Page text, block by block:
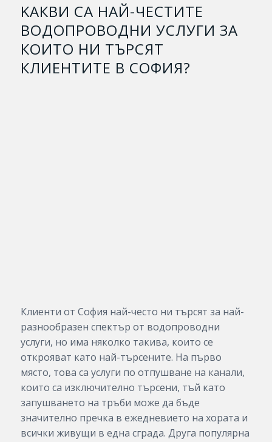
KАКВИ СА НАЙ-ЧЕСТИТЕ
ВОДОПРОВОДНИ УСЛУГИ ЗА
КОИТО НИ ТЪРСЯТ
КЛИЕНТИТЕ В СОФИЯ?
Клиенти от София най-често ни търсят за най-
разнообразен спектър от водопроводни
услуги, но има няколко такива, които се
открояват като най-търсените. На първо
място, това са услуги по отпушване на канали,
които са изключително търсени, тъй като
запушването на тръби може да бъде
значително пречка в ежедневието на хората и
всички живущи в една сграда. Друга популярна